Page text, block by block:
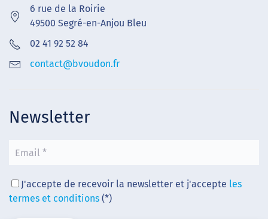
6 rue de la Roirie
49500 Segré-en-Anjou Bleu
02 41 92 52 84
contact@bvoudon.fr
Newsletter
J'accepte de recevoir la newsletter et j'accepte les
termes et conditions (*)